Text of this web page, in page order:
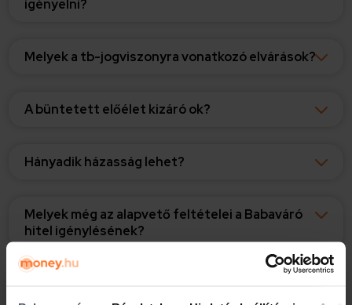
igényelni?
Melyek a tb-jogviszonyra vonatkozó elvárások?
A büntetett előélet kizáró ok?
Hányadik házasság lehet?
Melyek még az alapvető feltételei a Babaváró
hitel igénylésének?
hitelt?